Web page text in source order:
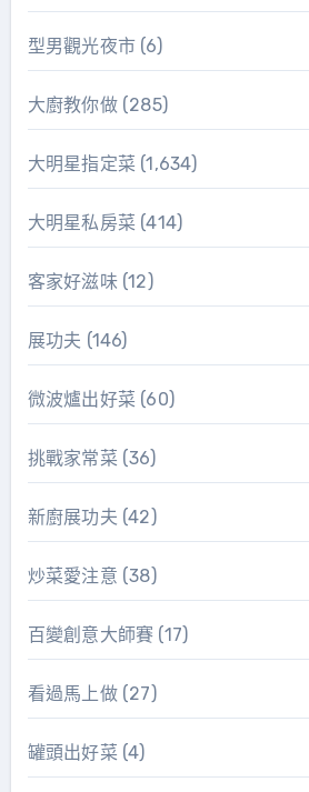
型男觀光夜市(6)
大廚教你做(285)
大明星指定菜 (1,634)
大明星私房菜 (414)
客家好滋味(12)
展功夫 (146)
微波爐出好菜 (60)
挑戰家常菜 (36)
新廚展功夫 (42)
炒菜愛注意 (38)
百變創意大師賽 (17)
看過馬上做(27)
罐頭出好菜 (4)